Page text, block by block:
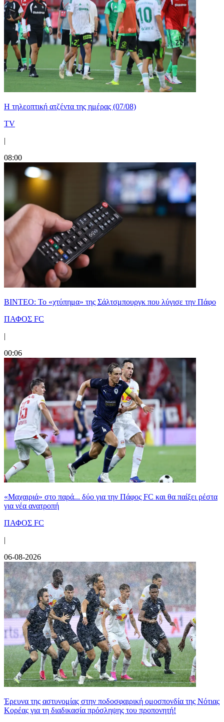
Η τηλεοπτική ατζέντα της ημέρας (07/08)
TV
|
08:00
ΒΙΝΤΕΟ: Το «χτύπημα» της Σάλτσμπουργκ που λύγισε την Πάφο
ΠΑΦΟΣ FC
|
00:06
«Μαχαιριά» στο παρά... δύο για την Πάφος FC και θα παίξει ρέστα
για νέα ανατροπή
ΠΑΦΟΣ FC
|
06-08-2026
Έρευνα της αστυνομίας στην ποδοσφαιρική ομοσπονδία της Νότιας
Κορέας για τη διαδικασία πρόσληψης του προπονητή!